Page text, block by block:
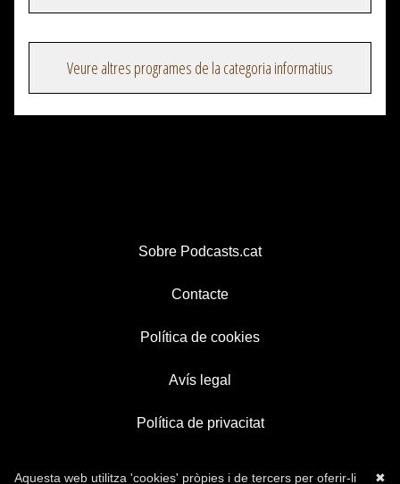
Veure altres programes de la categoria informatius
Sobre Podcasts.cat
Contacte
Política de cookies
Avís legal
Política de privacitat
✖
Aquesta web utilitza 'cookies' pròpies i de tercers per oferir-li